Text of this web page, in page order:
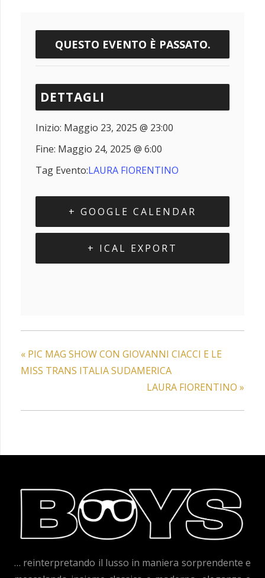
QUESTO EVENTO È PASSATO.
DETTAGLI
Inizio: Maggio 23, 2025 @ 23:00
Fine: Maggio 24, 2025 @ 6:00
Tag Evento:LAURA FIORENTINO
+ GOOGLE CALENDAR
+ ICAL EXPORT
« PIC MAG SHOW CON GIOVANNI CIACCI E LE
MISS TRANS ITALIA SUDAMERICA
LAURA FIORENTINO »
… reinterpretando il lusso in maniera sorprendente e